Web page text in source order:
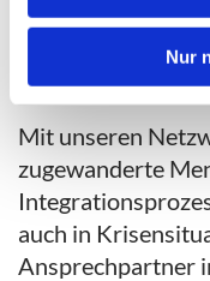
Nur
Hilfe bei
Mit unseren
zugewanderte
auch in
Ansprechpartner